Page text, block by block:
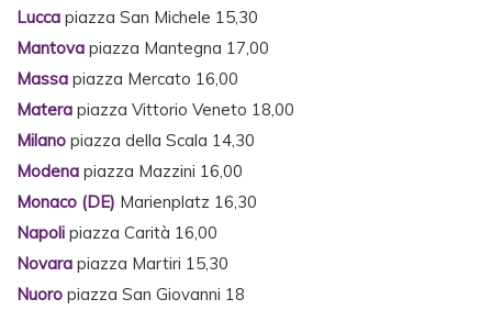
Lucca piazza San Michele 15,30
Mantova piazza Mantegna 17,00
Massa piazza Mercato 16,00
Matera piazza Vittorio Veneto 18,00
Milano piazza della Scala 14,30
Modena piazza Mazzini 16,00
Monaco (DE) Marienplatz 16,30
Napoli piazza Carità 16,00
Novara piazza Martiri 15,30
Nuoro piazza San Giovanni 18